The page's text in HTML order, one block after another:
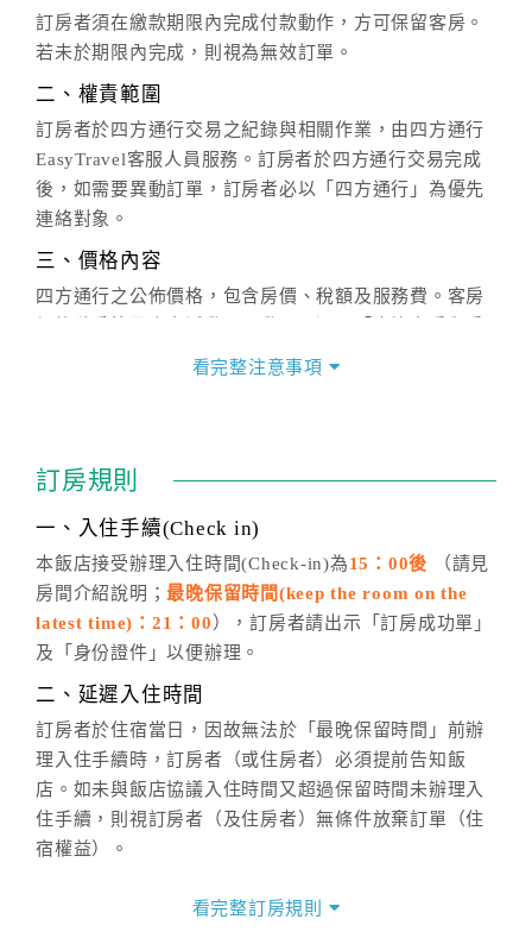
訂房者須在繳款期限內完成付款動作，方可保留客房。
若未於期限內完成，則視為無效訂單。
二、權責範圍
訂房者於四方通行交易之紀錄與相關作業，由四方通行
EasyTravel客服人員服務。訂房者於四方通行交易完成
後，如需要異動訂單，訂房者必以「四方通行」為優先
連絡對象。
三、價格內容
四方通行之公佈價格，包含房價、稅額及服務費。客房
價」之當日價格為標準。
話方式異動訂單。
※非客服時間之申辦異動，皆為次日計算及辦理。
五、客服時間
週一至週日，上午9:00～晚上6:00
六、聯絡方式
(07)9682715 。
看完整注意事項
訂房規則
一、入住手續(Check in)
本飯店接受辦理入住時間(Check-in)為15：00後
（請見
房間介紹說明；最晚保留時間(keep the room on the
latest time)：21：00 ），訂房者請出示「訂房成功單」
及「身份證件」以便辦理。
二、延遲入住時間
訂房者於住宿當日，因故無法於「最晚保留時間」前辦
理入住手續時，訂房者（或住房者）必須提前告知飯
店。如未與飯店協議入住時間又超過保留時間未辦理入
住手續，則視訂房者（及住房者）無條件放棄訂單（住
宿權益）。
看完整訂房規則